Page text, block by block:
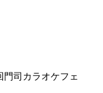
司カラオケフェ